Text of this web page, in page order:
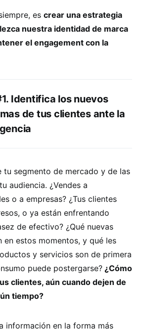
es crear una estrategia
nuestra identidad de marca
el engagement con la
Identifica los nuevos
de tus clientes ante la
tu segmento de mercado y de las
audiencia. ¿Vendes a
o a empresas? ¿Tus clientes
o ya están enfrentando
de efectivo? ¿Qué nuevas
en estos momentos, y qué les
y servicios son de primera
puede postergarse? ¿Cómo
clientes, aún cuando dejen de
tiempo?
información en la forma más